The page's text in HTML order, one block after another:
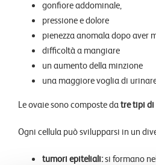
gonfiore addominale,
pressione e dolore
pienezza anomala dopo aver
difficoltà a mangiare
un aumento della minzione
una maggiore voglia di
Le ovaie sono composte da tre tipi di
Ogni cellula può svilupparsi in un
tumori epiteliali:si formano